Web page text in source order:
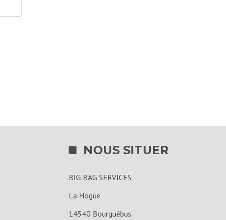
NOUS SITUER
BIG BAG SERVICES
La Hogue
14540 Bourguébus